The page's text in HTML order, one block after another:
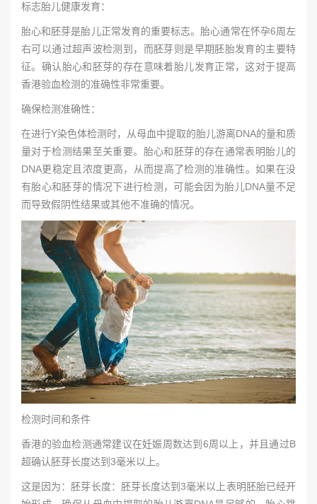
标志胎儿健康发育：
胎心和胚芽是胎儿正常发育的重要标志。胎心通常在怀孕6周左
右可以通过超声波检测到，而胚芽则是早期胚胎发育的主要特
征。确认胎心和胚芽的存在意味着胎儿发育正常，这对于提高
香港验血检测的准确性非常重要。
确保检测准确性：
在进行Y染色体检测时，从母血中提取的胎儿游离DNA的量和质
量对于检测结果至关重要。胎心和胚芽的存在通常表明胎儿的
DNA更稳定且浓度更高，从而提高了检测的准确性。如果在没
有胎心和胚芽的情况下进行检测，可能会因为胎儿DNA量不足
而导致假阴性结果或其他不准确的情况。
检测时间和条件
香港的验血检测通常建议在妊娠周数达到6周以上，并且通过B
超确认胚芽长度达到3毫米以上。
这是因为：胚芽长度：胚芽长度达到3毫米以上表明胚胎已经开